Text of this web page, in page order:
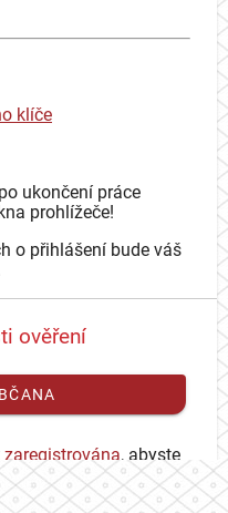
klíče
ukončení práce
prohlížeče!
o přihlášení bude váš
ověření
zaregistrována, abyste
účtu.